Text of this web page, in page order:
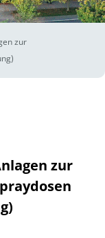
zur
zur